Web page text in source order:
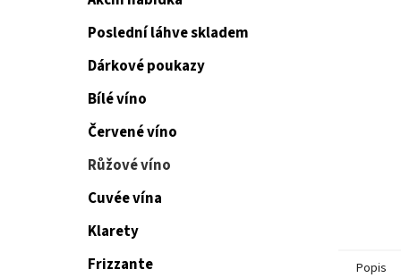
Poslední láhve skladem
Dárkové poukazy
Bílé víno
Červené víno
Růžové víno
Cuvée vína
Klarety
Frizzante
Popis